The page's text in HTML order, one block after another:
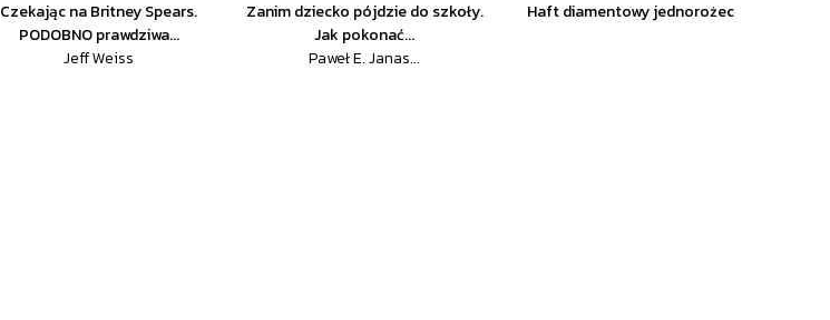
Czekając na Britney Spears.
PODOBNO prawdziwa...
Jeff Weiss
Zanim dziecko pójdzie do szkoły.
Jak pokonać...
Paweł E. Janas...
Haft diamentowy jednorożec